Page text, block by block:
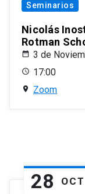
Seminarios
Nicolás
Rotman
3 de
17:00
Zoom
28 OCT